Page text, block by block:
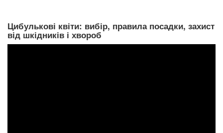
Цибулькові квіти: вибір, правила посадки, захист
від шкідників і хвороб